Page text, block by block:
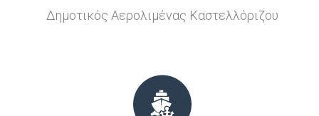
Δημοτικός Αερολιμένας Καστελλόριζου